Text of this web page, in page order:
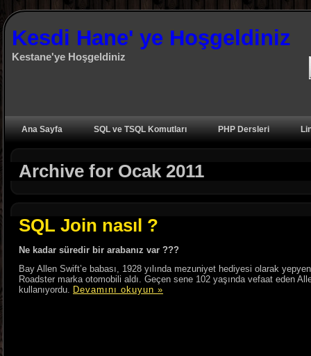
Kesdi Hane' ye Hoşgeldiniz
Kestane'ye Hoşgeldiniz
Ana Sayfa SQL ve TSQL Komutları PHP Dersleri
Archive for Ocak 2011
SQL Join nasıl ?
Ne kadar süredir bir arabanız var ???
Bay Allen Swift’e babası, 1928 yılında mezuniyet hediyesi olarak
Roadster marka otomobili aldı. Geçen sene 102 yaşında vefaat eden
kullanıyordu. Devamını okuyun »